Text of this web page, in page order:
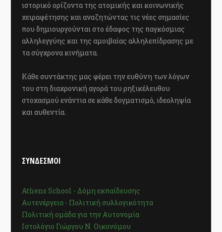
ιστορικό ορίζοντα της ατομικής και κοινωνικής
χειραφέτησης και αναζητώντας τις νέες σημασίες
που δημιουργούνται στο έδαφος της παγκόσμιας
αλληλεγγύης και της αμοιβαίας αλληλεπίδρασης με
τα σύγχρονα κινήματα.
Κάθε συντάκτης μας φέρει την ευθύνη των λόγων
του στη διαχρονική αγορά του ρηξικέλευθου
στοχασμού ενάντια σε κάθε δογματισμό, ιδεοληψία
και αυθεντία.
ΣΥΝΔΕΣΜΟΙ
Athens School - Δόμη εκπαίδευσης
Αυτενέργεια - Πολιτική συλλογικότητα
Πολιτική ομάδα για την Αυτονομία
Ιστολόγιο Γιώργου Ν. Οικονόμου